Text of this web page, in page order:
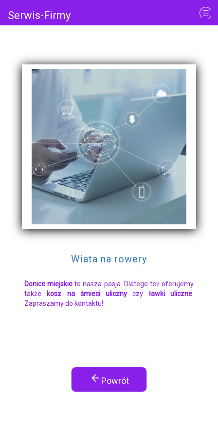
Serwis-Firmy
Wiata na rowery
Donice miejskie to nasza pasja. Dlatego też oferujemy
także
kosz na śmieci uliczny czy ławki uliczne
Zapraszamy do kontaktu!
arrow_back Powrót